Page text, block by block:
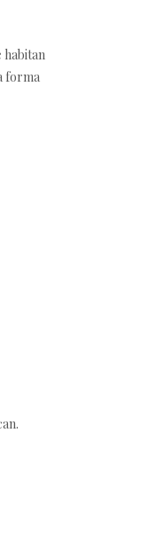
habitan
forma